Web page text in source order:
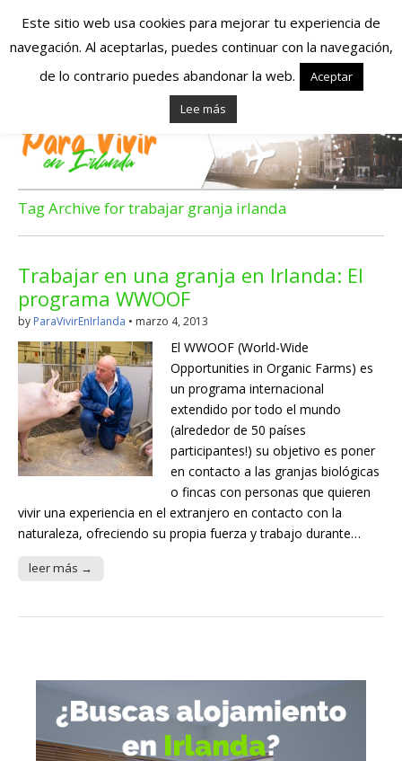
Españoles en
Irlanda – Vivir en
Irlanda – Trabajo
en Irlanda –
Alojamiento en
Irlanda
Blog dedicado a los que viven, estudian y trabajan en
Irlanda!
Tag Archive for trabajar granja irlanda
Trabajar en una granja en Irlanda: El
programa WWOOF
by ParaVivirEnIrlanda • marzo 4, 2013
El WWOOF (World-Wide
Opportunities in Organic Farms) es
un programa internacional
extendido por todo el mundo
(alrededor de 50 países
participantes!) su objetivo es poner
en contacto a las granjas biológicas
o fincas con personas que quieren
vivir una experiencia en el extranjero en contacto con la
naturaleza, ofreciendo su propia fuerza y trabajo durante…
leer más →
Este sitio web usa cookies para mejorar tu experiencia de
navegación. Al aceptarlas, puedes continuar con la navegación,
de lo contrario puedes abandonar la web.
Aceptar
Lee más